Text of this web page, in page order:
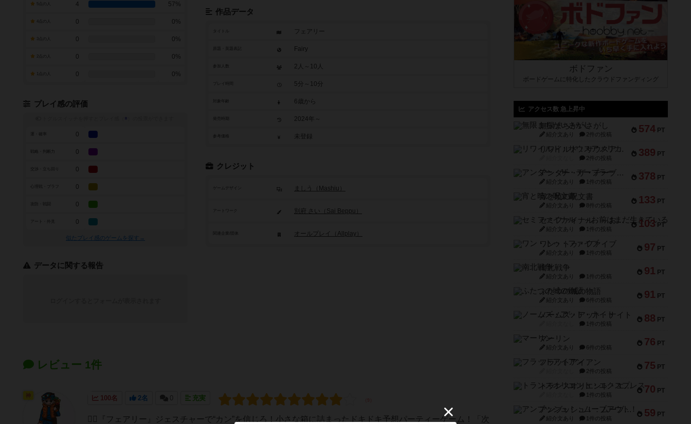
作品データ
タイトル フェアリー
Fairy
参加人数 2人～10人
5分～10分
6歳から
2024年～
参考価格 未登録
クレジット
ゲームデザイン ましう（Mashiu）
アートワーク 別府 さい（Sai Beppu）
オールプレイ（Allplay）
4 57%
0 0%
0 0%
0 0%
0 0%
プレイ感の評価
※
0
戦略・判断力 0
0
0
0
アート・外見 0
似たプレイ感のゲームを探す→
データに関する報告
レビュー 1件
100名 2名 0 充実
🧚‍♀️『フェアリー』ジェスチャーで“カン”を信じろ！小さな箱に詰まったドキドキ予想パーティーゲーム！「次
ボドファン
ボードゲームに特化したクラウドファンディング
アクセス数 急上昇中
574 PT
無限まちがいさがし
紹介文あり 2件の投稿
389 PT
リワイルド：サウスアメリカ
2件の投稿
378 PT
アンダー・ザ・テーブラー
紹介文あり 1件の投稿
133 PT
宵と暁の呪文書
紹介文あり 8件の投稿
103 PT
セミファイナル ～お前はまだ生きている～
紹介文あり 1件の投稿
97 PT
ワン・トゥ・ファイブ
紹介文あり 1件の投稿
91 PT
南北戦争
紹介文あり 1件の投稿
91 PT
ふたつの城の物語
紹介文あり 6件の投稿
88 PT
ノームズ・アット・ナイト
1件の投稿
76 PT
マーリン
紹介文あり 6件の投稿
75 PT
フラットアイアン
2件の投稿
70 PT
トランスオリエント・エクスプレス
1件の投稿
59 PT
アンブッシュ！：ムーブアウト！
紹介文あり 1件の投稿